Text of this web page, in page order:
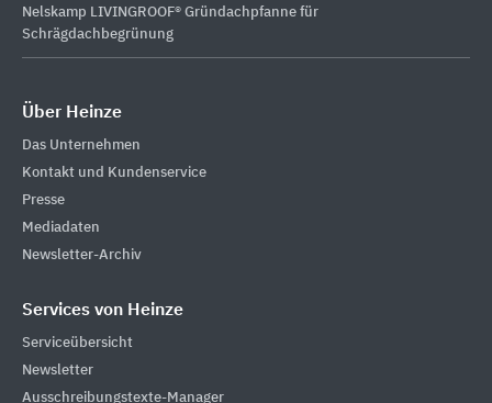
Nelskamp LIVINGROOF® Gründachpfanne für
Schrägdachbegrünung
Über Heinze
Das Unternehmen
Kontakt und Kundenservice
Presse
Mediadaten
Newsletter-Archiv
Services von Heinze
Serviceübersicht
Newsletter
Ausschreibungstexte-Manager